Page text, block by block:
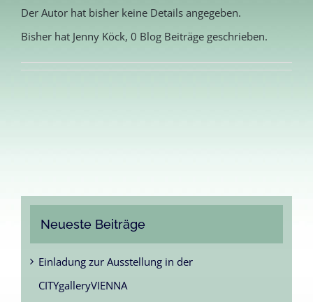
Der Autor hat bisher keine Details angegeben.
Bisher hat Jenny Köck, 0 Blog Beiträge geschrieben.
Neueste Beiträge
Einladung zur Ausstellung in der
CITYgalleryVIENNA